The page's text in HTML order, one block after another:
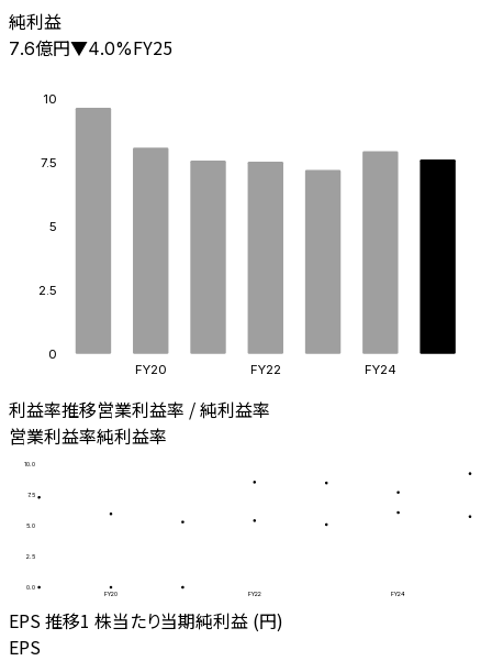
純利益
7.6億円▼4.0%FY25
0
2.5
5
7.5
10
FY20 FY22 FY24
利益率推移営業利益率 / 純利益率
営業利益率純利益率
0.0
2.5
5.0
7.5
10.0
FY20 FY22 FY24
EPS 推移1 株当たり当期純利益 (円)
EPS